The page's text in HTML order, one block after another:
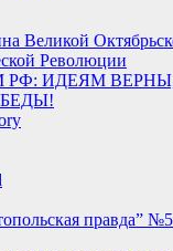
Великой
Революции
РФ: ИДЕЯМ
правда”